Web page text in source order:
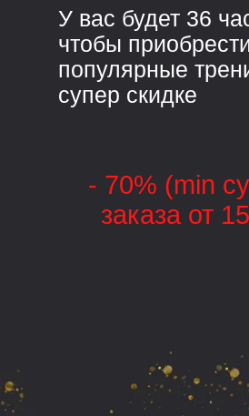
У вас будет 36
чтобы
популярные
супер скидке
- 70% (min
заказа от